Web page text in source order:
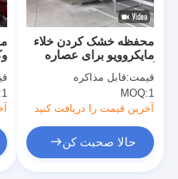
کنترل کیفیت
تماس با ما
همه موارد
1 مجموعه
محفظه خشک کردن خلاء
مایکروویو برای عصاره
دمای پایین WKS
قیمت:قابل مذاکره
MOQ:1
آخرین قیمت را دریافت کنید
حالا صحبت کن